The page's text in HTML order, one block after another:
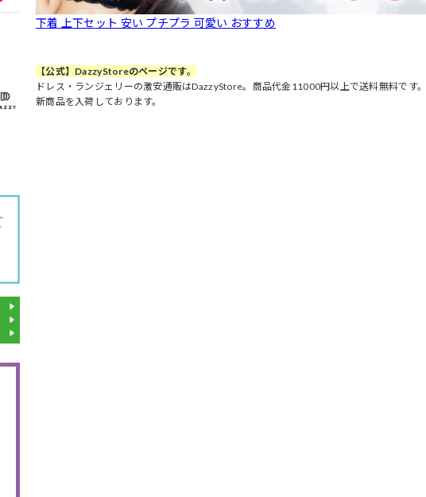
下着 上下セット 安い プチプラ 可愛い おすすめ
【公式】DazzyStoreのページです。
ドレス・ランジェリーの激安通販はDazzyStore。商品代金11000円以上で送料無料です
新商品を入荷しております。